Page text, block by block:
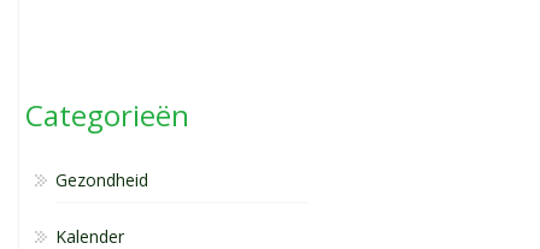
Categorieën
Gezondheid
Kalender